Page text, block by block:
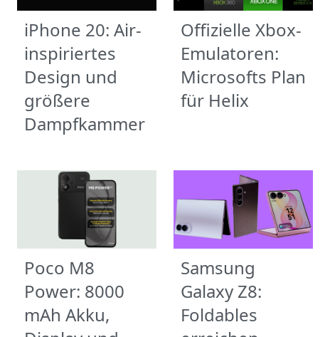
iPhone 20: Air-
inspiriertes
Design und
größere
Dampfkammer
Offizielle Xbox-
Emulatoren:
Microsofts Plan
für Helix
Poco M8
Power: 8000
mAh Akku,
Samsung
Galaxy Z8:
Foldables